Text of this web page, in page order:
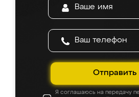
Отправить
Я соглашаюсь на передачу